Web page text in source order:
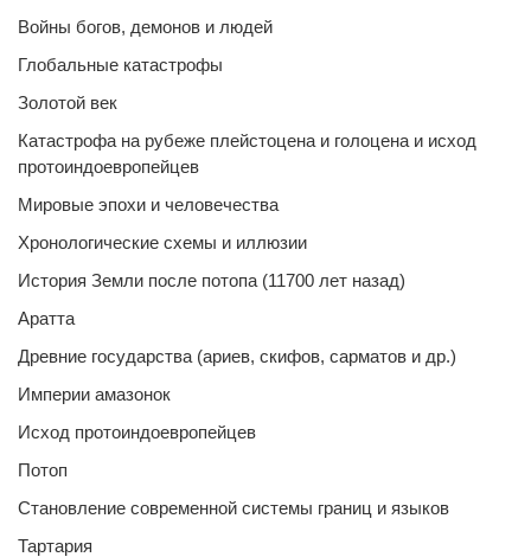
Войны богов, демонов и людей
Глобальные катастрофы
Золотой век
Катастрофа на рубеже плейстоцена и голоцена и исход
протоиндоевропейцев
Мировые эпохи и человечества
Хронологические схемы и иллюзии
История Земли после потопа (11700 лет назад)
Аратта
Древние государства (ариев, скифов, сарматов и др.)
Империи амазонок
Исход протоиндоевропейцев
Потоп
Становление современной системы границ и языков
Тартария